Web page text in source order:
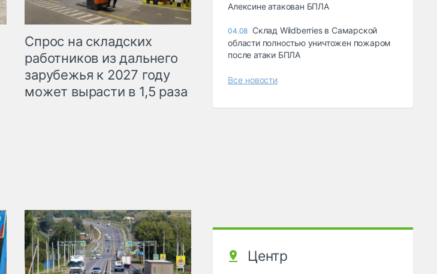
Спрос на складских
работников из дальнего
зарубежья к 2027 году
может вырасти в 1,5 раза
Алексине атакован БПЛА
04.08 Склад Wildberries в Самарской
области полностью уничтожен пожаром
после атаки БПЛА
Все новости
Центр